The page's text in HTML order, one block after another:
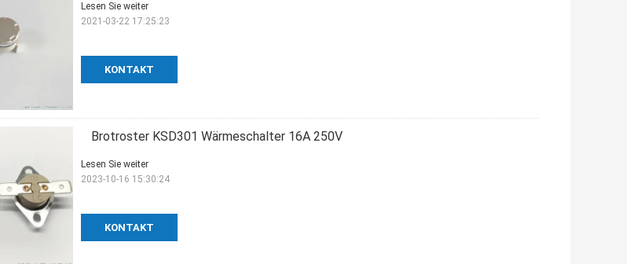
KONTAKT
Lesen Sie weiter
2021-03-22 17:25:23
Brotroster KSD301 Wärmeschalter 16A 250V
KONTAKT
Lesen Sie weiter
2023-10-16 15:30:24